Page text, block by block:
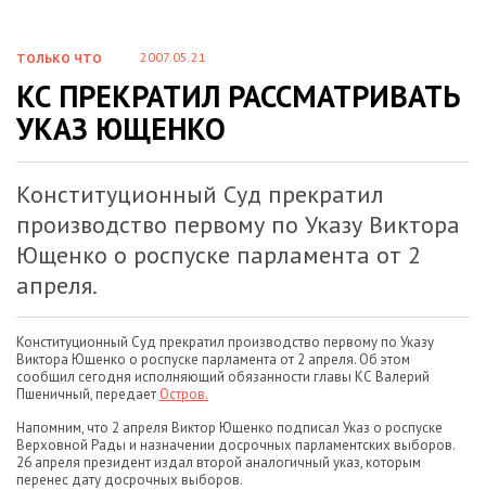
ТОЛЬКО ЧТО 2007.05.21
КС ПРЕКРАТИЛ РАССМАТРИВАТЬ
УКАЗ ЮЩЕНКО
Конституционный Суд прекратил
производство первому по Указу Виктора
Ющенко о роспуске парламента от 2
апреля.
Конституционный Суд прекратил производство первому по Указу
Виктора Ющенко о роспуске парламента от 2 апреля. Об этом
сообщил сегодня исполняющий обязанности главы КС Валерий
Пшеничный, передает Остров.
Напомним, что 2 апреля Виктор Ющенко подписал Указ о роспуске
Верховной Рады и назначении досрочных парламентских выборов.
26 апреля президент издал второй аналогичный указ, которым
перенес дату досрочных выборов.